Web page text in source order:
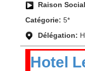
Raison
Catégorie: 5*
Délégation:
Hotel